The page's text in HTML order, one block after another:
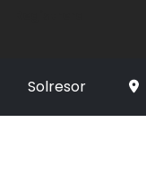
Solresor